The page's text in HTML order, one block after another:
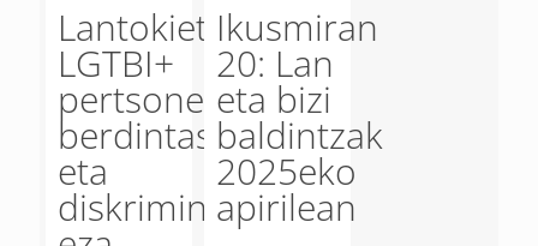
Lantokietan
LGTBI+
pertsonen
berdintasuna
eta
diskriminaziorik
Ikusmiran
20: Lan
eta bizi
baldintzak
2025eko
apirilean